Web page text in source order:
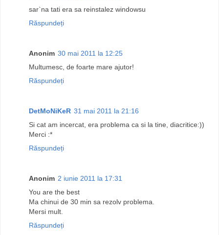
sar`na tati era sa reinstalez windowsu
Răspundeți
Anonim 30 mai 2011 la 12:25
Multumesc, de foarte mare ajutor!
Răspundeți
DetMoNiKeR 31 mai 2011 la 21:16
Si cat am incercat, era problema ca si la tine, diacritice:))
Merci :*
Răspundeți
Anonim 2 iunie 2011 la 17:31
You are the best
Ma chinui de 30 min sa rezolv problema.
Mersi mult.
Răspundeți